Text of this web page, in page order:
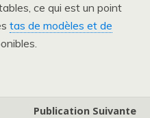
ce qui est un point
tas de modèles et de
Publication Suivante